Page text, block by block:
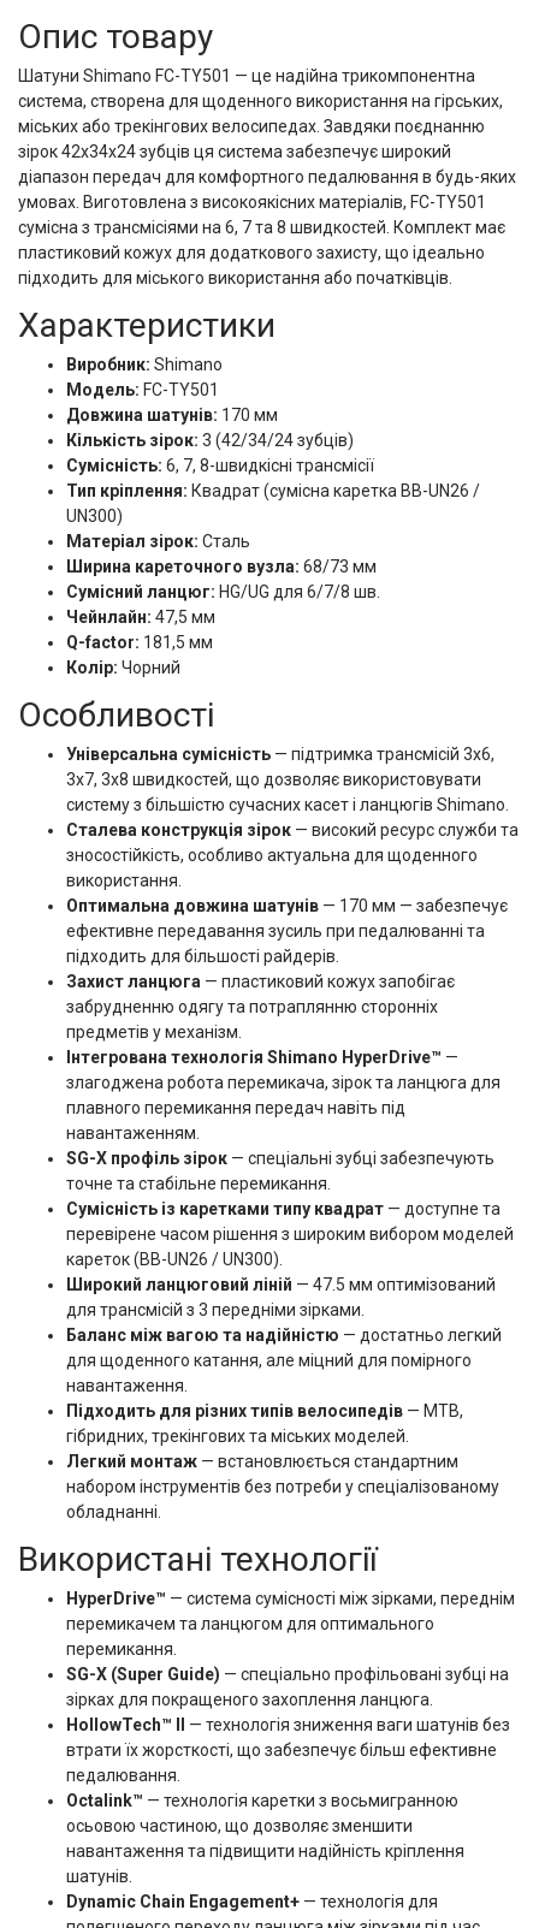
Опис товару
Шатуни Shimano FC-TY501 — це надійна трикомпонентна
система, створена для щоденного використання на гірських,
міських або трекінгових велосипедах. Завдяки поєднанню
зірок 42x34x24 зубців ця система забезпечує широкий
діапазон передач для комфортного педалювання в будь-яких
умовах. Виготовлена з високоякісних матеріалів, FC-TY501
сумісна з трансмісіями на 6, 7 та 8 швидкостей. Комплект має
пластиковий кожух для додаткового захисту, що ідеально
підходить для міського використання або початківців.
Характеристики
Виробник: Shimano
Модель: FC-TY501
Довжина шатунів: 170 мм
Кількість зірок: 3 (42/34/24 зубців)
Сумісність: 6, 7, 8-швидкісні трансмісії
Тип кріплення: Квадрат (сумісна каретка BB-UN26 /
UN300)
Матеріал зірок: Сталь
Ширина кареточного вузла: 68/73 мм
Сумісний ланцюг: HG/UG для 6/7/8 шв.
Чейнлайн: 47,5 мм
Q-factor: 181,5 мм
Колір: Чорний
Особливості
Універсальна сумісність — підтримка трансмісій 3x6,
3x7, 3x8 швидкостей, що дозволяє використовувати
систему з більшістю сучасних касет і ланцюгів Shimano.
Сталева конструкція зірок — високий ресурс служби та
зносостійкість, особливо актуальна для щоденного
використання.
Оптимальна довжина шатунів — 170 мм — забезпечує
ефективне передавання зусиль при педалюванні та
підходить для більшості райдерів.
Захист ланцюга — пластиковий кожух запобігає
забрудненню одягу та потраплянню сторонніх
предметів у механізм.
Інтегрована технологія Shimano HyperDrive™ —
злагоджена робота перемикача, зірок та ланцюга для
плавного перемикання передач навіть під
навантаженням.
SG-X профіль зірок — спеціальні зубці забезпечують
точне та стабільне перемикання.
Сумісність із каретками типу квадрат — доступне та
перевірене часом рішення з широким вибором моделей
кареток (BB-UN26 / UN300).
Широкий ланцюговий ліній — 47.5 мм оптимізований
для трансмісій з 3 передніми зірками.
Баланс між вагою та надійністю — достатньо легкий
для щоденного катання, але міцний для помірного
навантаження.
Підходить для різних типів велосипедів — MTB,
гібридних, трекінгових та міських моделей.
Легкий монтаж — встановлюється стандартним
набором інструментів без потреби у спеціалізованому
обладнанні.
Використані технології
HyperDrive™ — система сумісності між зірками, переднім
перемикачем та ланцюгом для оптимального
перемикання.
SG-X (Super Guide) — спеціально профільовані зубці на
зірках для покращеного захоплення ланцюга.
HollowTech™ II
— технологія зниження ваги шатунів без
втрати їх жорсткості, що забезпечує більш ефективне
педалювання.
Octalink™ — технологія каретки з восьмигранною
осьовою частиною, що дозволяє зменшити
навантаження та підвищити надійність кріплення
шатунів.
Dynamic Chain Engagement+ — технологія для